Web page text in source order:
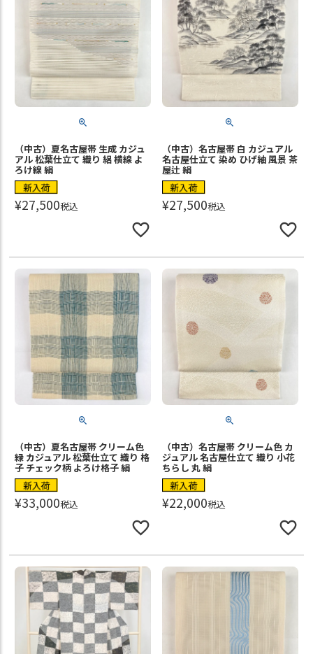
（中古）夏名古屋帯 生成 カジュ
アル 松葉仕立て 織り 絽 横線 よ
ろけ線 絹
新入荷
¥27,500税込
（中古）名古屋帯 白 カジュアル
名古屋仕立て 染め ひげ紬 風景 茶
屋辻 絹
新入荷
¥27,500税込
（中古）夏名古屋帯 クリーム色
緑 カジュアル 松葉仕立て 織り 格
子 チェック柄 よろけ格子 絹
新入荷
¥33,000税込
（中古）名古屋帯 クリーム色 カ
ジュアル 名古屋仕立て 織り 小花
ちらし 丸 絹
新入荷
¥22,000税込